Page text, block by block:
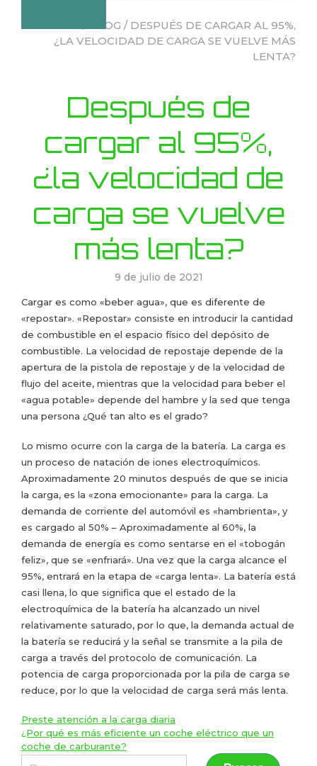
BLOG / DESPUÉS DE CARGAR AL 95%,
¿LA VELOCIDAD DE CARGA SE VUELVE MÁS
LENTA?
Después de
cargar al 95%,
¿la velocidad de
carga se vuelve
más lenta?
9 de julio de 2021
Cargar es como «beber agua», que es diferente de
«repostar». «Repostar» consiste en introducir la cantidad
de combustible en el espacio físico del depósito de
combustible. La velocidad de repostaje depende de la
apertura de la pistola de repostaje y de la velocidad de
flujo del aceite, mientras que la velocidad para beber el
«agua potable» depende del hambre y la sed que tenga
una persona ¿Qué tan alto es el grado?
Lo mismo ocurre con la carga de la batería. La carga es
un proceso de natación de iones electroquímicos.
Aproximadamente 20 minutos después de que se inicia
la carga, es la «zona emocionante» para la carga. La
demanda de corriente del automóvil es «hambrienta», y
es cargado al 50% – Aproximadamente al 60%, la
demanda de energía es como sentarse en el «tobogán
feliz», que se «enfriará». Una vez que la carga alcance el
95%, entrará en la etapa de «carga lenta». La batería está
casi llena, lo que significa que el estado de la
electroquímica de la batería ha alcanzado un nivel
relativamente saturado, por lo que, la demanda actual de
la batería se reducirá y la señal se transmite a la pila de
carga a través del protocolo de comunicación. La
potencia de carga proporcionada por la pila de carga se
reduce, por lo que la velocidad de carga será más lenta.
Preste atención a la carga diaria
¿Por qué es más eficiente un coche eléctrico que un
coche de carburante?